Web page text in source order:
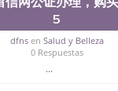
客户提供相关材料
案； 2、补充毕业证
册申请账号，付定金
陪同客户本人一起
5
dfnsen Salud y Belleza
0 Respuestas
...